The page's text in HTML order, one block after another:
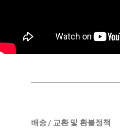
배송 / 교환 및 환불정책